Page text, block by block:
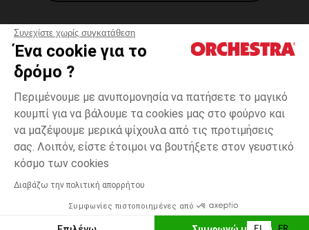
Συνεχίστε χωρίς συγκατάθεση
Ένα cookie για το
δρόμο ?
Περιμένουμε με ανυπομονησία να πατήσετε το μαγικό
κουμπί για να βάλουμε τα cookies μας στο φούρνο και
να μαζέψουμε μερικά ψίχουλα από τις προτιμήσεις
σας. Λοιπόν, είστε έτοιμοι να βουτήξετε στον γευστικό
κόσμο των cookies
Διαβάζω την πολιτική απορρήτου
Συμφωνίες πιστοποιημένες από
Εκρού
1
Δυνατότητα πληρωμής με
ΠΡΟΣΘΉΚΗ ΣΤΟ ΚΑΛΆΘΙ
Γενικοί 'Οροι Πώλησης
*Εμπορικες προσφορες
Προσωπικά δεδομένα
Διαχείρηση των cookies
Προσβασιμότητα: μη συμμορφούμενη
H Orchestra συμμετέχει στον κωδικά δεοντολογίας και στο σύστημα
μεσολάβησης της Γαλλικής Ομοσπονδίας Ηλεκτρονικού Εμπορίου.